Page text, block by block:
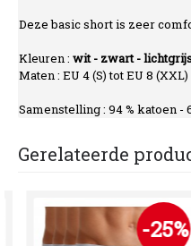
Deze basic short is zeer
Kleuren : wit - zwart -
Maten : EU 4 (S) tot EU 8 (XXL)
Samenstelling : 94 % katoen -
Gerelateerde
-25%